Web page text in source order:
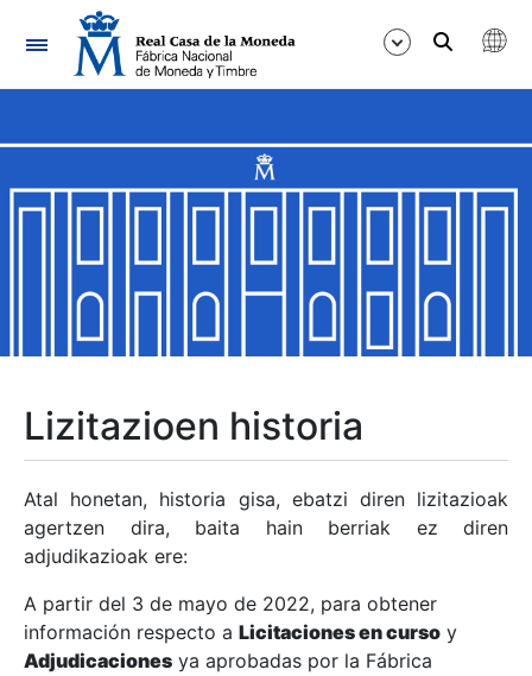
Nabigazioa
Erakutsi/Ezkutatu
Erakutsi/Ezkutatu
Erakutsi/Ezkutatu
Erakutsi/Ezkutatu
Erakutsi/Ezkutatu
Erakutsi/Ezkutatu
Lizitazioen historia
Atal honetan, historia gisa, ebatzi diren lizitazioak
agertzen dira, baita hain berriak ez diren
adjudikazioak ere:
A partir del 3 de mayo de 2022, para obtener
información respecto a Licitaciones en curso y
Adjudicaciones ya aprobadas por la Fábrica